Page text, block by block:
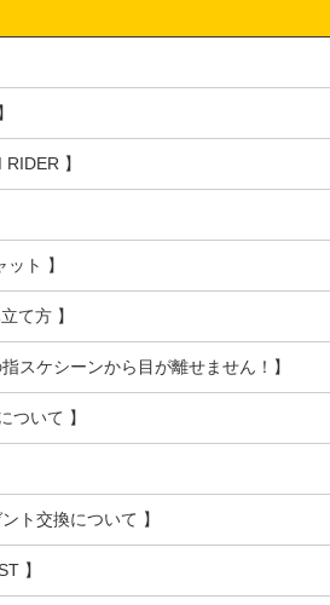
】
ト 】
て方 】
スケシーンから目が離せません！】
ついて 】
ト交換について 】
】